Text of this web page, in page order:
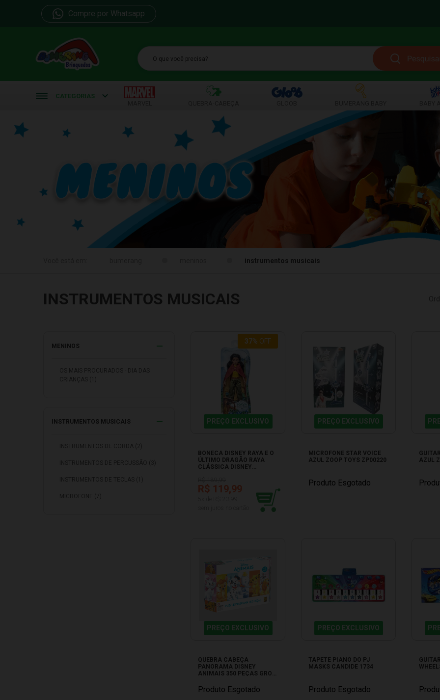
Compre por Whatsapp
CATEGORIAS
instrumentos musicais
INSTRUMENTOS MUSICAIS
MENINOS
INSTRUMENTOS MUSICAIS
37% OFF
PREÇO EXCLUSIVO
BONECA DISNEY RAYA E O
ÚLTIMO DRAGÃO RAYA
CLÁSSICA DISNEY
R$ 119,99
PREÇO EXCLUSIVO
MICROFONE STAR VOICE
AZUL ZOOP TOYS ZP00220
Produto Esgotado
AZUL
PREÇO EXCLUSIVO
QUEBRA CABEÇA
PANORAMA DISNEY
ANIMAIS 350 PEÇAS GROW
Produto Esgotado
PREÇO EXCLUSIVO
TAPETE PIANO DO PJ
MASKS CANDIDE 1734
Produto Esgotado